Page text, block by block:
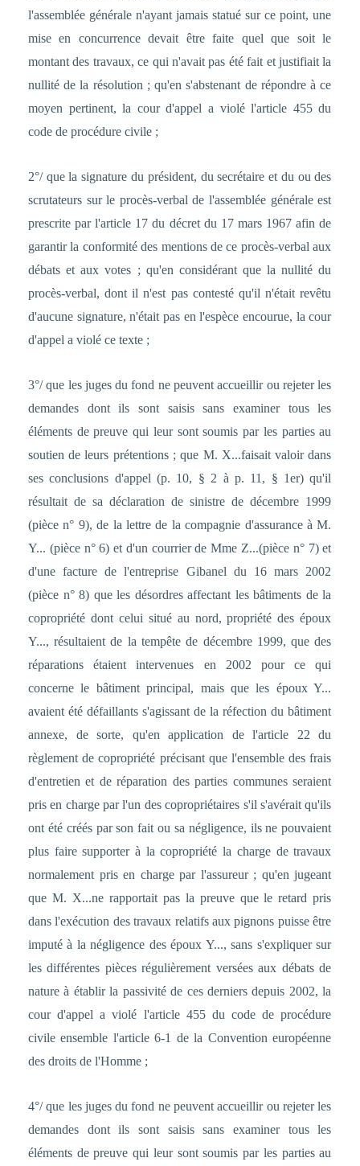
l'assemblée générale n'ayant jamais statué sur ce point, une
mise en concurrence devait être faite quel que soit le
montant des travaux, ce qui n'avait pas été fait et justifiait la
nullité de la résolution ; qu'en s'abstenant de répondre à ce
moyen pertinent, la cour d'appel a violé l'article 455 du
code de procédure civile ;
2°/ que la signature du président, du secrétaire et du ou des
scrutateurs sur le procès-verbal de l'assemblée générale est
prescrite par l'article 17 du décret du 17 mars 1967 afin de
garantir la conformité des mentions de ce procès-verbal aux
débats et aux votes ; qu'en considérant que la nullité du
procès-verbal, dont il n'est pas contesté qu'il n'était revêtu
d'aucune signature, n'était pas en l'espèce encourue, la cour
d'appel a violé ce texte ;
3°/ que les juges du fond ne peuvent accueillir ou rejeter les
demandes dont ils sont saisis sans examiner tous les
éléments de preuve qui leur sont soumis par les parties au
soutien de leurs prétentions ; que M. X...faisait valoir dans
ses conclusions d'appel (p. 10, § 2 à p. 11, § 1er) qu'il
résultait de sa déclaration de sinistre de décembre 1999
(pièce n° 9), de la lettre de la compagnie d'assurance à M.
Y... (pièce n° 6) et d'un courrier de Mme Z...(pièce n° 7) et
d'une facture de l'entreprise Gibanel du 16 mars 2002
(pièce n° 8) que les désordres affectant les bâtiments de la
copropriété dont celui situé au nord, propriété des époux
Y..., résultaient de la tempête de décembre 1999, que des
réparations étaient intervenues en 2002 pour ce qui
concerne le bâtiment principal, mais que les époux Y...
avaient été défaillants s'agissant de la réfection du bâtiment
annexe, de sorte, qu'en application de l'article 22 du
règlement de copropriété précisant que l'ensemble des frais
d'entretien et de réparation des parties communes seraient
pris en charge par l'un des copropriétaires s'il s'avérait qu'ils
ont été créés par son fait ou sa négligence, ils ne pouvaient
plus faire supporter à la copropriété la charge de travaux
normalement pris en charge par l'assureur ; qu'en jugeant
que M. X...ne rapportait pas la preuve que le retard pris
dans l'exécution des travaux relatifs aux pignons puisse être
imputé à la négligence des époux Y..., sans s'expliquer sur
les différentes pièces régulièrement versées aux débats de
nature à établir la passivité de ces derniers depuis 2002, la
cour d'appel a violé l'article 455 du code de procédure
civile ensemble l'article 6-1 de la Convention européenne
des droits de l'Homme ;
4°/ que les juges du fond ne peuvent accueillir ou rejeter les
demandes dont ils sont saisis sans examiner tous les
éléments de preuve qui leur sont soumis par les parties au